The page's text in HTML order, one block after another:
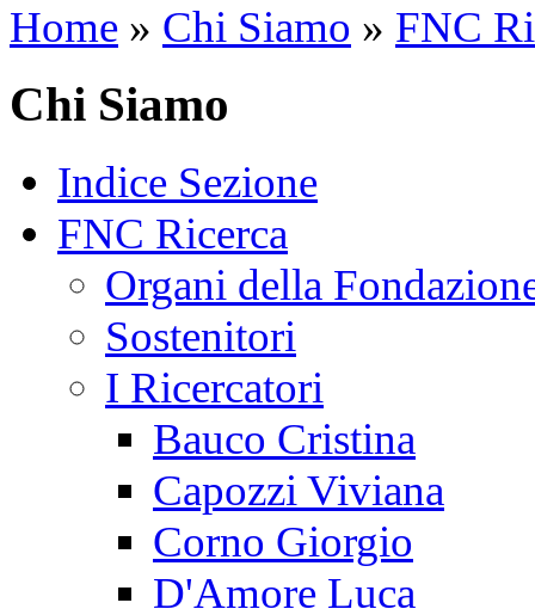
Home » Chi Siamo » FNC
Chi Siamo
Indice Sezione
FNC Ricerca
Organi della
Sostenitori
I Ricercatori
Bauco Cristina
Capozzi Viviana
Corno Giorgio
D'Amore Luca